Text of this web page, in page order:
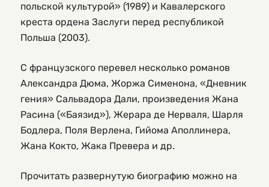
польской культурой» (1989) и Кавалерского
креста ордена Заслуги перед республикой
Польша (2003).
С французского перевел несколько романов
Александра Дюма, Жоржа Сименона, «Дневник
гения» Сальвадора Дали, произведения Жана
Расина («Баязид»), Жерара де Нерваля, Шарля
Бодлера, Поля Верлена, Гийома Аполлинера,
Жана Кокто, Жака Превера и др.
Прочитать развернутую биографию можно на